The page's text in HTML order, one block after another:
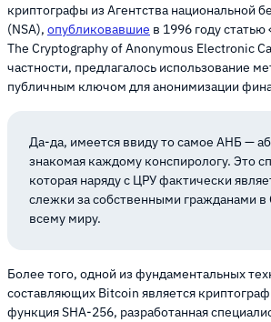
криптографы из Агентства национальной
(NSA), опубликовавшие в 1996 году
The Cryptography of Anonymous Electronic
частности, предлагалось использование
публичным ключом для анонимизации
Да-да, имеется ввиду то самое АНБ —
знакомая каждому конспирологу. Это
которая наряду с ЦРУ фактически
слежки за собственными гражданами
всему миру.
Более того, одной из фундаментальных
составляющих Bitcoin является
функция SHA-256, разработанная